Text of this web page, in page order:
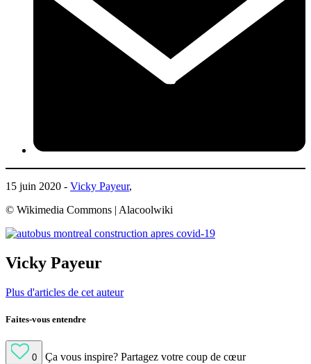
15 juin 2020 - Vicky Payeur,
© Wikimedia Commons | Alacoolwiki
Vicky Payeur
Plus d'articles de cet auteur
Faites-vous entendre
0 Ça vous inspire? Partagez votre coup de cœur